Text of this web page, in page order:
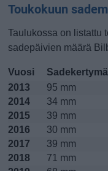
Toukokuun
Taulukossa on listattu
sadepäivien määrä
Vuosi Sadekertymä
2013
95 mm
2014
34 mm
2015
39 mm
2016
30 mm
2017
39 mm
2018
71 mm